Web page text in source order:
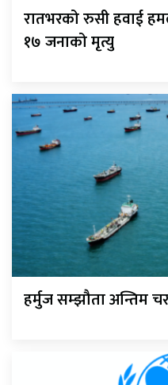
रातभरको रुसी हवाई
१७ जनाको मृत्यु
हर्मुज सम्झौता अन्तिम